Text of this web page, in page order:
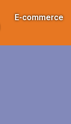
E-commerce